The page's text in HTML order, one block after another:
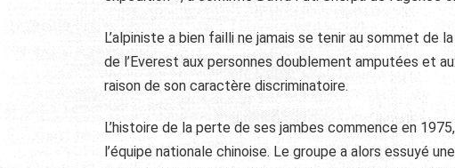
L’alpiniste a bien failli ne jamais se tenir au sommet de
de l’Everest aux personnes doublement amputées et
raison de son caractère discriminatoire.
L’histoire de la perte de ses jambes commence en
l’équipe nationale chinoise. Le groupe a alors essuyé